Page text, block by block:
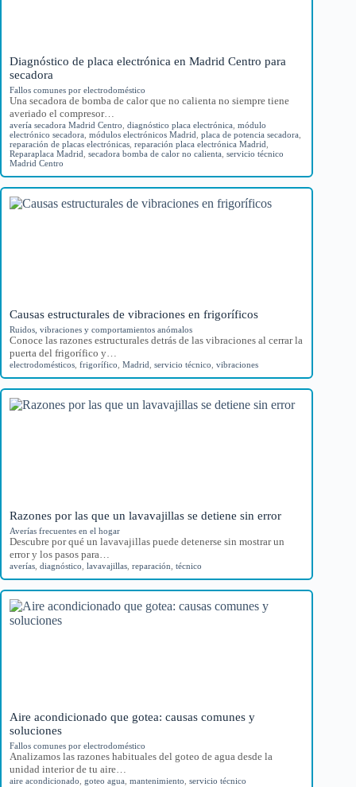
Diagnóstico de placa electrónica en Madrid Centro para
secadora
Fallos comunes por electrodoméstico
Una secadora de bomba de calor que no calienta no siempre tiene
averiado el compresor…
avería secadora Madrid Centro diagnóstico placa electrónica módulo
electrónico secadora módulos electrónicos Madrid placa de potencia secadora
reparación de placas electrónicas reparación placa electrónica Madrid
Reparaplaca Madrid
secadora bomba de calor no calienta servicio técnico
Madrid Centro
Causas estructurales de vibraciones en frigoríficos
Ruidos, vibraciones y comportamientos anómalos
Conoce las razones estructurales detrás de las vibraciones al cerrar la
puerta del frigorífico y…
electrodomésticos frigorífico Madrid servicio técnico vibraciones
Razones por las que un lavavajillas se detiene sin error
Averías frecuentes en el hogar
Descubre por qué un lavavajillas puede detenerse sin mostrar un
error y los pasos para…
averías diagnóstico lavavajillas reparación técnico
Aire acondicionado que gotea: causas comunes y
soluciones
Fallos comunes por electrodoméstico
Analizamos las razones habituales del goteo de agua desde la
unidad interior de tu aire…
aire acondicionado goteo agua mantenimiento servicio técnico